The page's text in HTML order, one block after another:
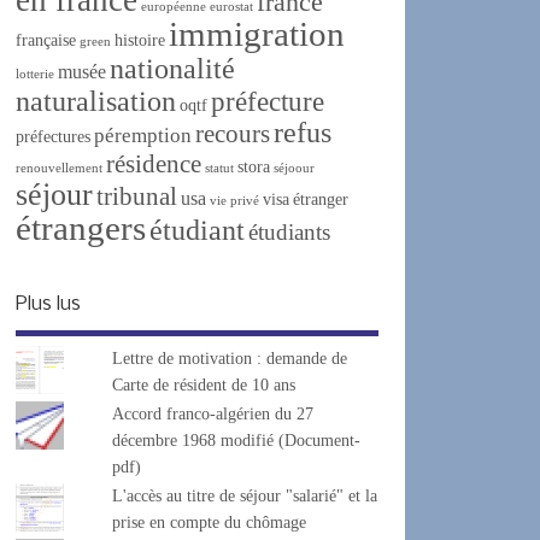
européenne eurostat
française green histoire immigration
lotterie musée nationalité
naturalisation oqtf préfecture
préfectures péremption recoursrefus
renouvellement résidence statut stora séjoour
séjourtribunal usa vie privé visa étranger
étrangersétudiantétudiants
Plus lus
Lettre de motivation : demande de
Carte de résident de 10 ans
Accord franco-algérien du 27
décembre 1968 modifié (Document-
pdf)
L'accès au titre de séjour "salarié" et la
prise en compte du chômage